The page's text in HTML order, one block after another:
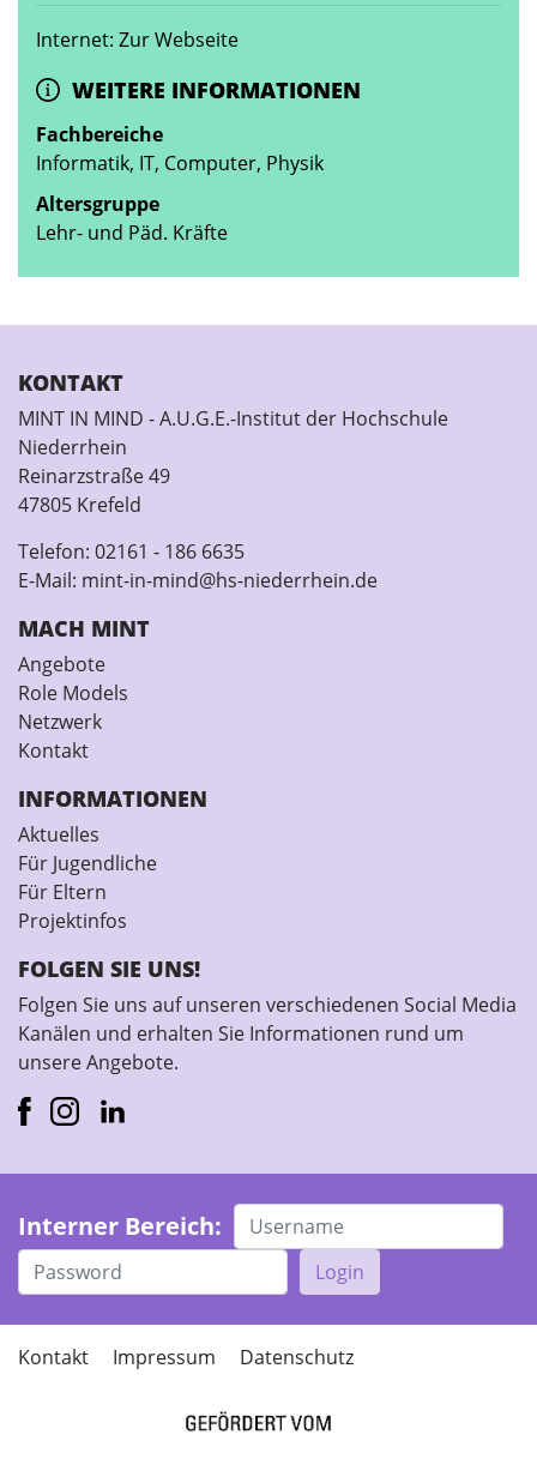
Internet: Zur Webseite
WEITERE INFORMATIONEN
Fachbereiche
Informatik, IT, Computer, Physik
Altersgruppe
Lehr- und Päd. Kräfte
KONTAKT
MINT IN MIND - A.U.G.E.-Institut der Hochschule
Niederrhein
Reinarzstraße 49
47805 Krefeld
Telefon: 02161 - 186 6635
E-Mail: mint-in-mind@hs-niederrhein.de
MACH MINT
Angebote
Role Models
Netzwerk
Kontakt
INFORMATIONEN
Aktuelles
Für Jugendliche
Für Eltern
Projektinfos
FOLGEN SIE UNS!
Folgen Sie uns auf unseren verschiedenen Social Media
Kanälen und erhalten Sie Informationen rund um
unsere Angebote.
Interner Bereich:
Login
Kontakt Impressum Datenschutz